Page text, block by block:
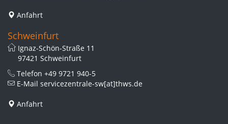
Anfahrt
Schweinfurt
Ignaz-Schön-Straße 11
97421 Schweinfurt
Telefon +49 9721 940-5
E-Mail servicezentrale-sw[at]thws.de
Anfahrt